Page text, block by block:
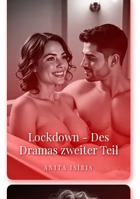
Lockdown - Des
Dramas zweiter Teil
ANITA ISIRIS